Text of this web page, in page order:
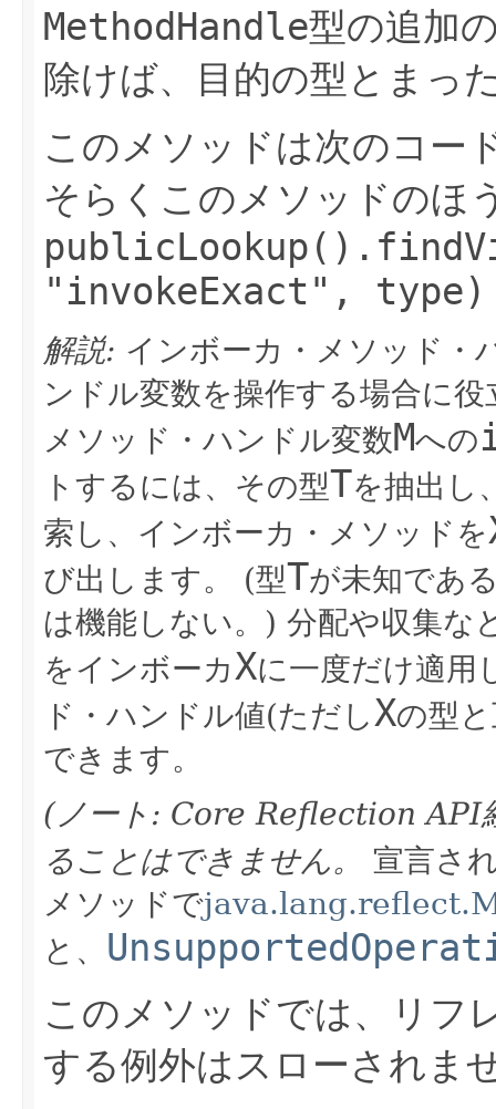
MethodHandle型の追加
除けば、目的の型とまっ
このメソッドは次のコー
そらくこのメソッドのほ
"invokeExact", type)
解説: インボーカ・メソッド・
ンドル変数を操作する場合に
メソッド・ハンドル変数Mへの
トするには、その型Tを抽出し
索し、インボーカ・メソッドを
び出します。 (型Tが未知であ
は機能しない。) 分配や収集な
をインボーカXに一度だけ適用
ド・ハンドル値(ただしXの型
できます。
(ノート: Core Reflection API
ることはできません。
宣言さ
メソッドで
と、
このメソッドでは、リフ
する例外はスローされま